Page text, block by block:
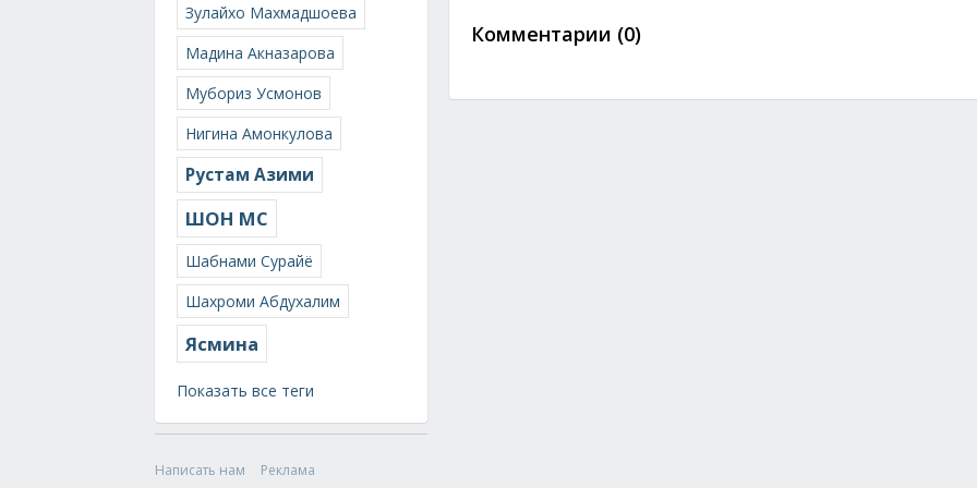
Зулайхо Махмадшоева
Мадина Акназарова
Мубориз Усмонов
Нигина Амонкулова
Рустам Азими
ШОН МС
Шабнами Сурайё
Шахроми Абдухалим
Ясмина
Показать все теги
Написать нам
Реклама
Комментарии (0)